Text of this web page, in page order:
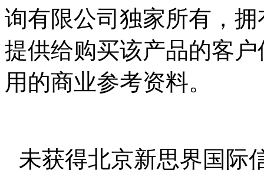
询有限公司独家所有，
提供给购买该产品的客
用的商业参考资料。
未获得北京新思界国际